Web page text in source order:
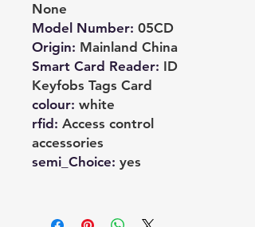
None
Model Number: 05CD
Origin: Mainland China
Smart Card Reader: ID
Keyfobs Tags Card
colour: white
rfid : Access control
accessories
semi_Choice: yes